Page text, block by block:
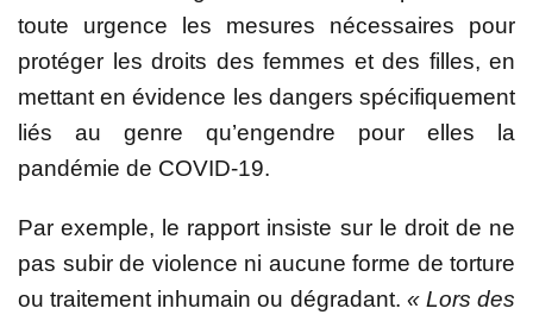
toute urgence les mesures nécessaires pour
protéger les droits des femmes et des filles, en
mettant en évidence les dangers spécifiquement
liés au genre qu’engendre pour elles la
pandémie de COVID-19.
Par exemple, le rapport insiste sur le droit de ne
pas subir de violence ni aucune forme de torture
ou traitement inhumain ou dégradant. « Lors des